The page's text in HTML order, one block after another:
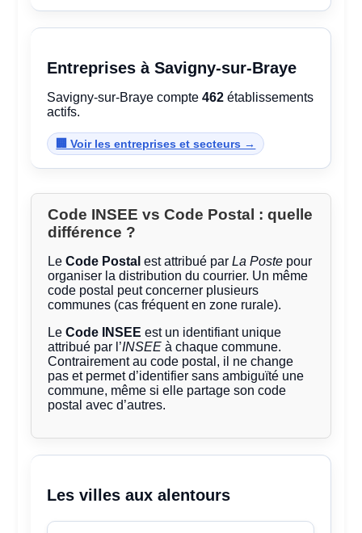
Entreprises à Savigny-sur-Braye
Savigny-sur-Braye compte462 établissements
actifs.
🏢 Voir les entreprises et secteurs →
Code INSEE vs Code Postal : quelle
différence ?
LeCode Postal est attribué parLa Poste pour
organiser la distribution du courrier. Un même
code postal peut concerner plusieurs
communes (cas fréquent en zone rurale).
LeCode INSEE est un identifiant unique
attribué par l’INSEE à chaque commune.
Contrairement au code postal, il ne change
pas et permet d’identifier sans ambiguïté une
commune, même si elle partage son code
postal avec d’autres.
Les villes aux alentours